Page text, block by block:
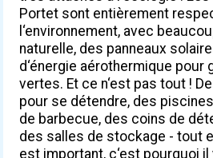
Portet sont entièrement
l‘environnement, avec
naturelle, des panneaux
d‘énergie aérothermique pour
vertes. Et ce n‘est pas tout !
pour se détendre, des
de barbecue, des coins de
des salles de stockage - tout
est important, c‘est pourquoi